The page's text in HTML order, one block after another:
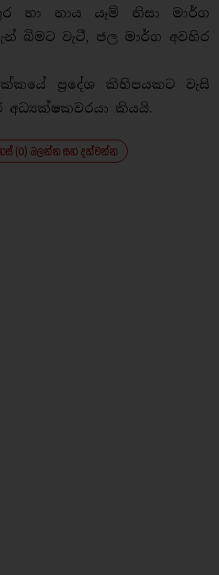
හා නාය යෑම් නිසා මාර්ග
බිමට වැටී, ජල මාර්ග අවහිර
ප්‍රදේශ කිහිපයකට වැසි
කියයි.
(0) බලන්න සහ දක්වන්න